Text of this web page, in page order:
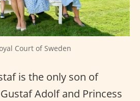
Court of Sweden
is the only son of
Gustaf Adolf and Princess